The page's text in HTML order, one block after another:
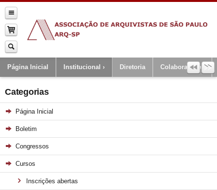
Página Inicial Institucional Diretoria Colaboradores
Categorias
Página Inicial
Boletim
Congressos
Cursos
Inscrições abertas